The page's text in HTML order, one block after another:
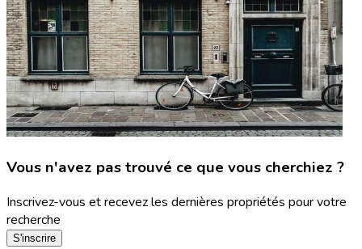
Vous n'avez pas trouvé ce que vous cherchiez ?
Inscrivez-vous et recevez les dernières propriétés pour votre
recherche
S'inscrire